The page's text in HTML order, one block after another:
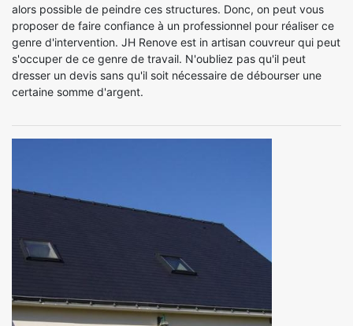
alors possible de peindre ces structures. Donc, on peut vous
proposer de faire confiance à un professionnel pour réaliser ce
genre d'intervention. JH Renove est in artisan couvreur qui peut
s'occuper de ce genre de travail. N'oubliez pas qu'il peut
dresser un devis sans qu'il soit nécessaire de débourser une
certaine somme d'argent.